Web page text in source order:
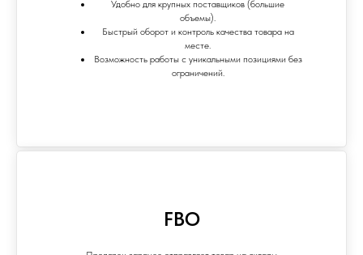
Удобно для крупных поставщиков (большие
объемы).
Быстрый оборот и контроль качества товара на
месте.
Возможность работы с уникальными позициями без
ограничений.
FBO